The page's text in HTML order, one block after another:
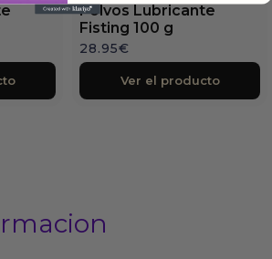
Polvos Lubricante
Fisting 100 g
28.95€
Ver el producto